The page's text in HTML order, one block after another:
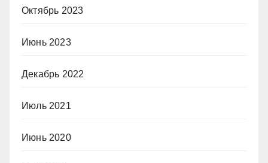
Октябрь 2023
Июнь 2023
Декабрь 2022
Июль 2021
Июнь 2020